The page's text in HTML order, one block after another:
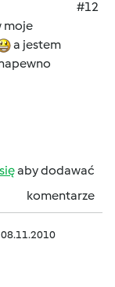
#12
moje
a jestem
aby dodawać
komentarze
08.11.2010